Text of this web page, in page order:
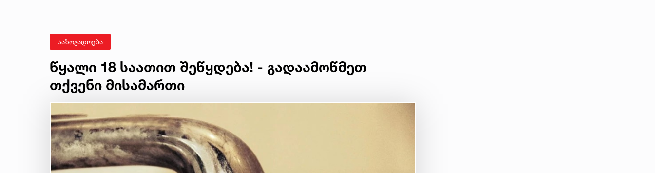
საზოგადოება
წყალი 18 საათით შეწყდება! - გადაამოწმეთ
თქვენი მისამართი